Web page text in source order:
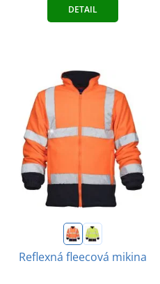
DETAIL
Reflexná fleecová mikina